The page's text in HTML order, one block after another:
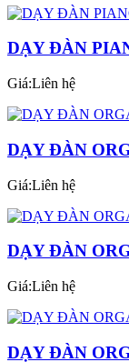
DẠY ĐÀN
Giá:Liên hệ
DẠY ĐÀN
Giá:Liên hệ
DẠY ĐÀN
Giá:Liên hệ
DẠY ĐÀN